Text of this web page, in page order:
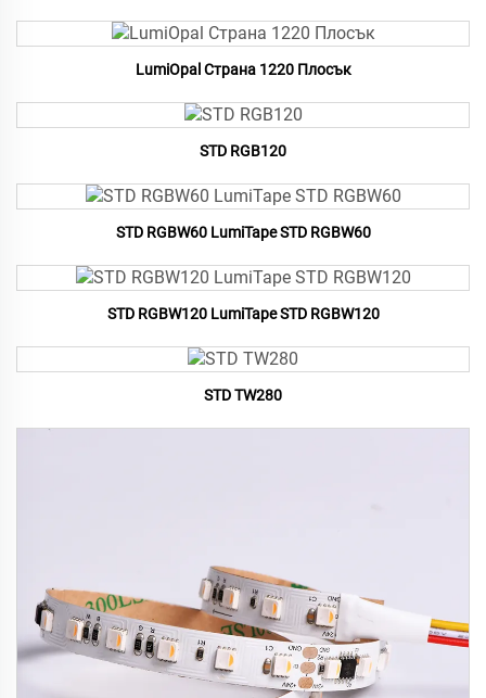
LumiOpal Страна 1220 Плосък
STD RGB120
STD RGBW60 LumiTape STD RGBW60
STD RGBW120 LumiTape STD RGBW120
STD TW280